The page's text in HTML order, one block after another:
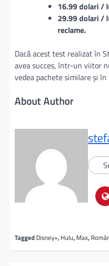
16.99 dolari /
29.99 dolari /
reclame.
Dacă acest test realizat în
avea succes, într-un viitor
vedea pachete similare şi
About Author
Tagged Disney+, Hulu, Max,